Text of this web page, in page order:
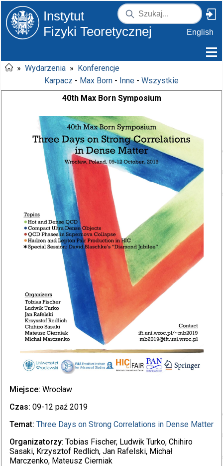
Instytut
Fizyki Teoretycznej
English
» Wydarzenia » Konferencje
Karpacz - Max Born - Inne - Wszystkie
40th Max Born Symposium
Miejsce: Wrocław
Czas: 09-12 paź 2019
Temat: Three Days on Strong Correlations in Dense Matter
Organizatorzy: Tobias Fischer, Ludwik Turko, Chihiro
Sasaki, Krzysztof Redlich, Jan Rafelski, Michał
Marczenko, Mateusz Cierniak